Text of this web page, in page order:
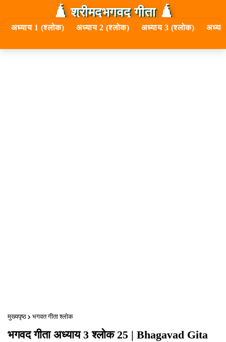
🛕 श्रीमद्‍भगवद्‍ गीता 🛕
अध्याय 1 (श्लोक) अध्याय 2 (श्लोक) अध्याय 3 (श्लोक)
मुख्यपृष्ठ भगवत गीता श्लोक
भगवद गीता अध्याय 3 श्लोक 25 | Bhagavad Gita